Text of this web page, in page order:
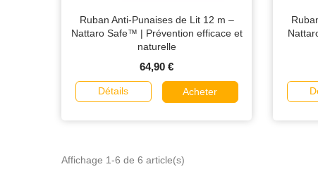
Ruban Anti-Punaises de Lit 12 m –
Nattaro Safe™ | Prévention efficace et
naturelle
64,90 €
Détails Acheter
Affichage 1-6 de 6 article(s)